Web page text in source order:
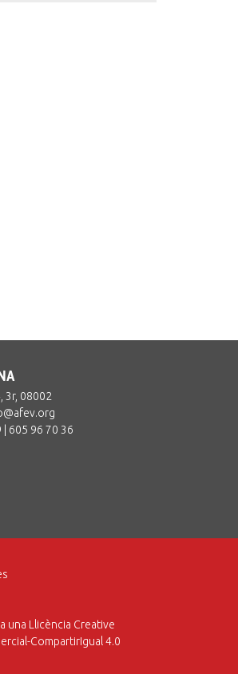
3r, 08002
605 96 70 36
una Llicència Creative
CompartirIgual 4.0